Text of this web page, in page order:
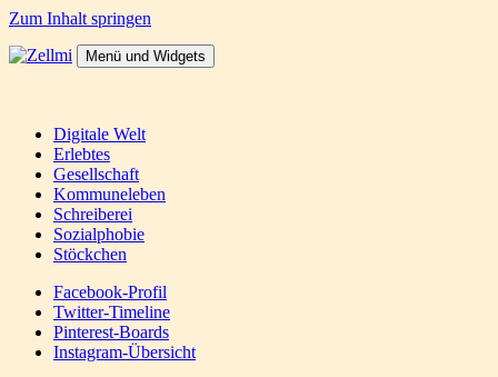
Zum Inhalt springen
Menü und Widgets
Digitale Welt
Erlebtes
Gesellschaft
Kommuneleben
Schreiberei
Sozialphobie
Stöckchen
Facebook-Profil
Twitter-Timeline
Pinterest-Boards
Instagram-Übersicht